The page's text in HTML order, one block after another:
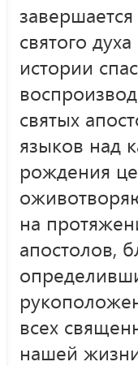
святого
истории
святых
языков над
рождения
на
апостолов,
всех
нашей